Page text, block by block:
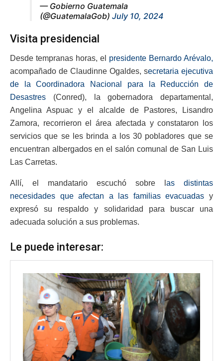
— Gobierno Guatemala
(@GuatemalaGob) July 10, 2024
Visita presidencial
Desde tempranas horas, el presidente Bernardo Arévalo,
acompañado de Claudinne Ogaldes, secretaria ejecutiva
de la Coordinadora Nacional para la Reducción de
Desastres (Conred), la gobernadora departamental,
Angelina Aspuac y el alcalde de Pastores, Lisandro
Zamora, recorrieron el área afectada y constataron los
servicios que se les brinda a los 30 pobladores que se
encuentran albergados en el salón comunal de San Luis
Las Carretas.
Allí, el mandatario escuchó sobre l as distintas
necesidades que afectan a las familias evacuadas y
expresó su respaldo y solidaridad para buscar una
adecuada solución a sus problemas.
Le puede interesar: